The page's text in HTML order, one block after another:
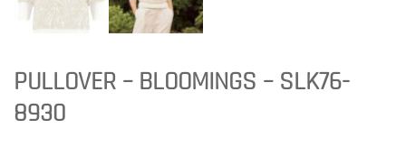
PULLOVER – BLOOMINGS – SLK76-
8930